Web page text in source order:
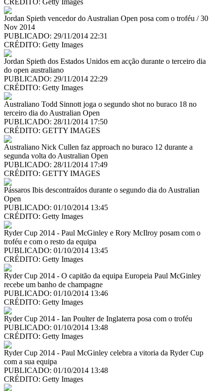
CRÉDITO: Getty Images
Jordan Spieth vencedor do Australian Open posa com o troféu / 30
Nov 2014
PUBLICADO: 29/11/2014 22:31
CRÉDITO: Getty Images
Jordan Spieth dos Estados Unidos em acção durante o terceiro dia
do open australiano
PUBLICADO: 29/11/2014 22:29
CRÉDITO: Getty Images
Australiano Todd Sinnott joga o segundo shot no buraco 18 no
terceiro dia do Australian Open
PUBLICADO: 28/11/2014 17:50
CRÉDITO: GETTY IMAGES
Australiano Nick Cullen faz approach no buraco 12 durante a
segunda volta do Australian Open
PUBLICADO: 28/11/2014 17:49
CRÉDITO: GETTY IMAGES
Pássaros Ibis descontraídos durante o segundo dia do Australian
Open
PUBLICADO: 01/10/2014 13:45
CRÉDITO: Getty Images
Ryder Cup 2014 - Paul McGinley e Rory McIlroy posam com o
troféu e com o resto da equipa
PUBLICADO: 01/10/2014 13:45
CRÉDITO: Getty Images
Ryder Cup 2014 - O capitão da equipa Europeia Paul McGinley
recebe um banho de champagne
PUBLICADO: 01/10/2014 13:46
CRÉDITO: Getty Images
Ryder Cup 2014 - Ian Poulter de Inglaterra posa com o troféu
PUBLICADO: 01/10/2014 13:48
CRÉDITO: Getty Images
Ryder Cup 2014 - Paul McGinley celebra a vitoria da Ryder Cup
com a sua equipa
PUBLICADO: 01/10/2014 13:48
CRÉDITO: Getty Images